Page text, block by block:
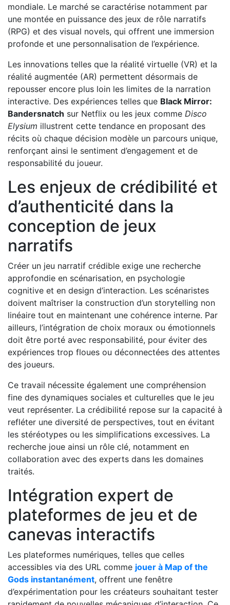
mondiale. Le marché se caractérise notamment par
une montée en puissance des jeux de rôle narratifs
(RPG) et des visual novels, qui offrent une immersion
profonde et une personnalisation de l’expérience.
Les innovations telles que la réalité virtuelle (VR) et la
réalité augmentée (AR) permettent désormais de
repousser encore plus loin les limites de la narration
interactive. Des expériences telles que Black Mirror:
Bandersnatch sur Netflix ou les jeux comme Disco
Elysium illustrent cette tendance en proposant des
récits où chaque décision modèle un parcours unique,
renforçant ainsi le sentiment d’engagement et de
responsabilité du joueur.
Les enjeux de crédibilité et
d’authenticité dans la
conception de jeux
narratifs
Créer un jeu narratif crédible exige une recherche
approfondie en scénarisation, en psychologie
cognitive et en design d’interaction. Les scénaristes
doivent maîtriser la construction d’un storytelling non
linéaire tout en maintenant une cohérence interne. Par
ailleurs, l’intégration de choix moraux ou émotionnels
doit être porté avec responsabilité, pour éviter des
expériences trop floues ou déconnectées des attentes
des joueurs.
Ce travail nécessite également une compréhension
fine des dynamiques sociales et culturelles que le jeu
veut représenter. La crédibilité repose sur la capacité à
refléter une diversité de perspectives, tout en évitant
les stéréotypes ou les simplifications excessives. La
recherche joue ainsi un rôle clé, notamment en
collaboration avec des experts dans les domaines
traités.
Intégration expert de
plateformes de jeu et de
canevas interactifs
Les plateformes numériques, telles que celles
accessibles via des URL comme jouer à Map of the
Gods instantanément, offrent une fenêtre
d’expérimentation pour les créateurs souhaitant tester